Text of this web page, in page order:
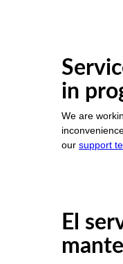
in
We are
our support
El